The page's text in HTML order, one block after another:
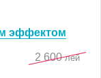
эффектом
2 600 лей